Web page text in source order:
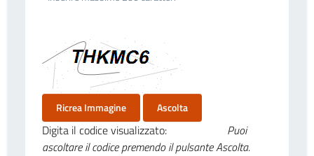
Ricrea Immagine Ascolta
Digita il codice visualizzato:
Puoi
ascoltare il codice premendo il pulsante Ascolta.